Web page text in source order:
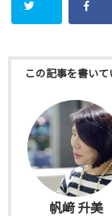
この記事を書いて
帆﨑 升美